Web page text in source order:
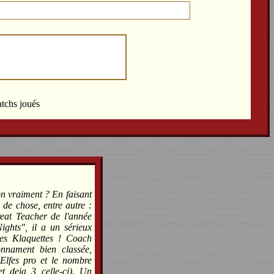
joués
vraiment ? En faisant
chose, entre autre :
Teacher de l'année
il a un sérieux
Klaquettes ! Coach
bien classée,
pro et le nombre
deja 3 celle-ci). Un